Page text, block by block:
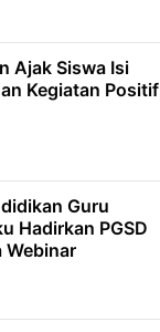
Ajak Siswa Isi
Kegiatan Positif
Guru
Hadirkan PGSD
Webinar